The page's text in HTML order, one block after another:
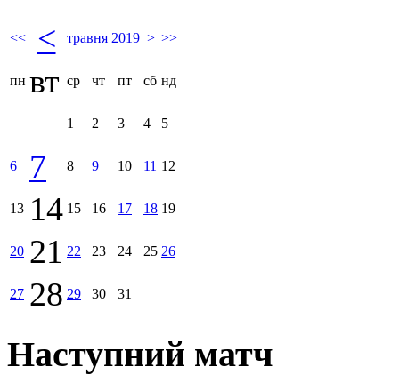
<< < травня 2019 > >>
пн вт ср чт пт сб нд
1 2 3 4 5
6 7 8 9 10 11 12
13 14 15 16 17 18 19
20 21 22 23 24 25 26
27 28 29 30 31
Наступний матч